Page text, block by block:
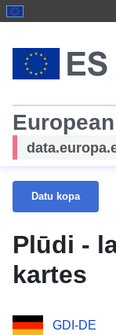
Datu kopa
Plūdi -
kartes
GDI-DE